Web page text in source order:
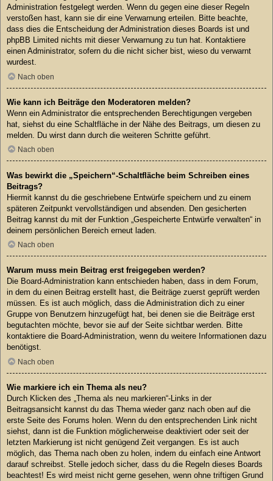
Administration festgelegt werden. Wenn du gegen eine dieser Regeln
verstoßen hast, kann sie dir eine Verwarnung erteilen. Bitte beachte,
dass dies die Entscheidung der Administration dieses Boards ist und
phpBB Limited nichts mit dieser Verwarnung zu tun hat. Kontaktiere
einen Administrator, sofern du die nicht sicher bist, wieso du verwarnt
wurdest.
Nach oben
Wie kann ich Beiträge den Moderatoren melden?
Wenn ein Administrator die entsprechenden Berechtigungen vergeben
hat, siehst du eine Schaltfläche in der Nähe des Beitrags, um diesen zu
melden. Du wirst dann durch die weiteren Schritte geführt.
Nach oben
Was bewirkt die „Speichern“-Schaltfläche beim Schreiben eines
Beitrags?
Hiermit kannst du die geschriebene Entwürfe speichern und zu einem
späteren Zeitpunkt vervollständigen und absenden. Den gesicherten
Beitrag kannst du mit der Funktion „Gespeicherte Entwürfe verwalten“ in
deinem persönlichen Bereich erneut laden.
Nach oben
Warum muss mein Beitrag erst freigegeben werden?
Die Board-Administration kann entschieden haben, dass in dem Forum,
in dem du einen Beitrag erstellt hast, die Beiträge zuerst geprüft werden
müssen. Es ist auch möglich, dass die Administration dich zu einer
Gruppe von Benutzern hinzugefügt hat, bei denen sie die Beiträge erst
begutachten möchte, bevor sie auf der Seite sichtbar werden. Bitte
kontaktiere die Board-Administration, wenn du weitere Informationen dazu
benötigst.
Nach oben
Wie markiere ich ein Thema als neu?
Durch Klicken des „Thema als neu markieren“-Links in der
Beitragsansicht kannst du das Thema wieder ganz nach oben auf die
erste Seite des Forums holen. Wenn du den entsprechenden Link nicht
siehst, dann ist die Funktion möglicherweise deaktiviert oder seit der
letzten Markierung ist nicht genügend Zeit vergangen. Es ist auch
möglich, das Thema nach oben zu holen, indem du einfach eine Antwort
darauf schreibst. Stelle jedoch sicher, dass du die Regeln dieses Boards
beachtest! Es wird meist nicht gerne gesehen, wenn ohne triftigen Grund